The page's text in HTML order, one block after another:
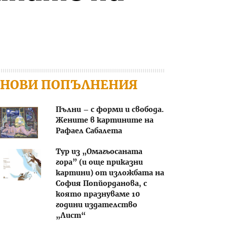
НОВИ ПОПЪЛНЕНИЯ
Пълни – с форми и свобода.
Жените в картините на
Рафаел Сабалета
Тур из „Омагьосаната
гора” (и още приказни
картини) от изложбата на
София Попйорданова, с
която празнуваме 10
години издателство
„Лист“